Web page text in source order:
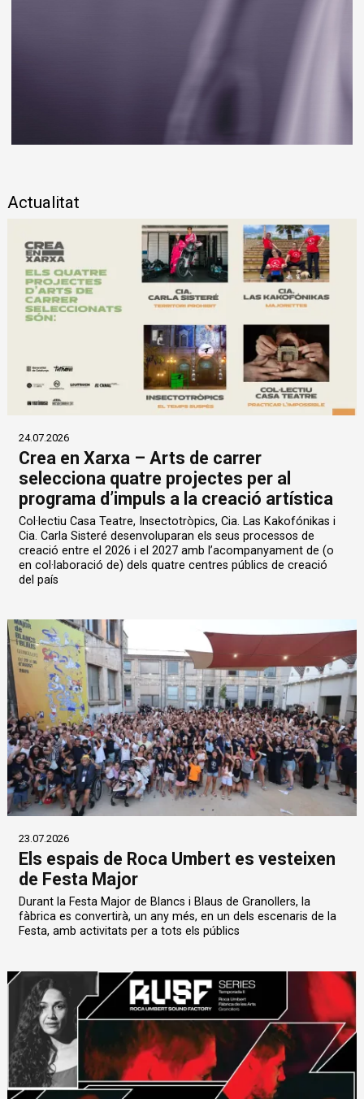
Actualitat
24.07.2026
Crea en Xarxa – Arts de carrer
selecciona quatre projectes per al
programa d’impuls a la creació artística
Col·lectiu Casa Teatre, Insectotròpics, Cia. Las Kakofónikas i
Cia. Carla Sisteré desenvoluparan els seus processos de
creació entre el 2026 i el 2027 amb l’acompanyament de (o
en col·laboració de) dels quatre centres públics de creació
del país
23.07.2026
Els espais de Roca Umbert es vesteixen
de Festa Major
Durant la Festa Major de Blancs i Blaus de Granollers, la
fàbrica es convertirà, un any més, en un dels escenaris de la
Festa, amb activitats per a tots els públics